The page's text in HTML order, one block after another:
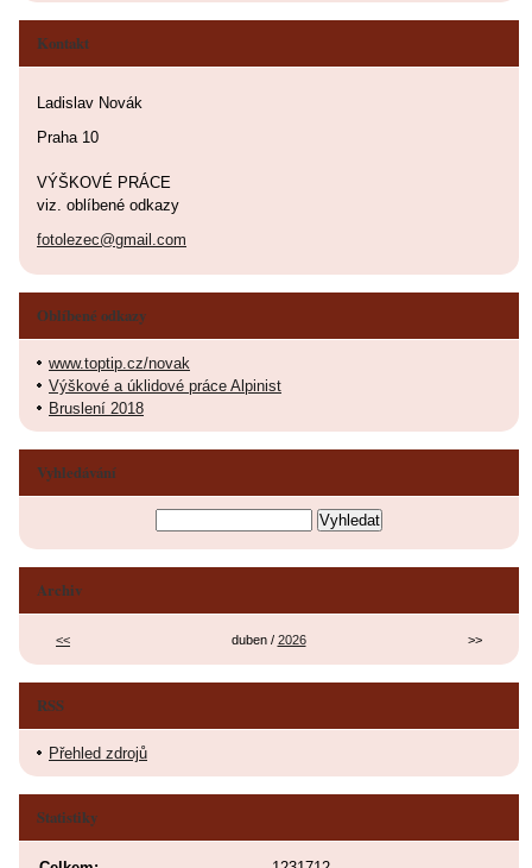
Kontakt
Ladislav Novák
Praha 10
VÝŠKOVÉ PRÁCE
viz. oblíbené odkazy
fotolezec@gmail.com
Oblíbené odkazy
www.toptip.cz/novak
Výškové a úklidové práce Alpinist
Bruslení 2018
Vyhledávání
Archiv
<< duben / 2026 >>
RSS
Přehled zdrojů
Statistiky